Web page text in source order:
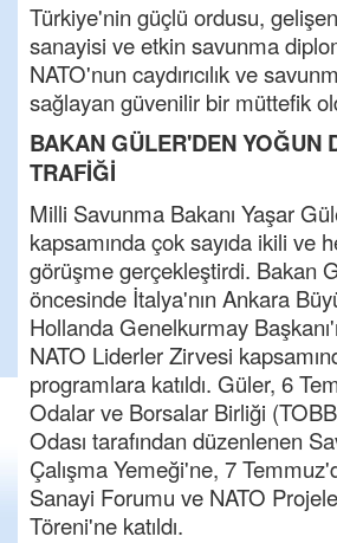
Türkiye'nin güçlü ordusu,
sanayisi ve etkin savunma
NATO'nun caydırıcılık ve
sağlayan güvenilir bir müttefik
BAKAN GÜLER'DEN YOĞUN
TRAFİĞİ
Milli Savunma Bakanı Yaşar
kapsamında çok sayıda ikili ve
görüşme gerçekleştirdi. Bakan
öncesinde İtalya'nın Ankara
Hollanda Genelkurmay
NATO Liderler Zirvesi
programlara katıldı. Güler, 6
Odalar ve Borsalar Birliği
Odası tarafından düzenlenen
Çalışma Yemeği'ne, 7
Sanayi Forumu ve NATO
Töreni'ne katıldı.